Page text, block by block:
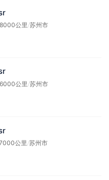
8000公里 /苏州市
6000公里 /苏州市
公里 /苏州市